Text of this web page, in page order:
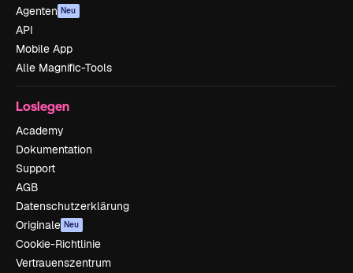
Agenten Neu
API
Mobile App
Alle Magnific-Tools
Loslegen
Academy
Dokumentation
Support
AGB
Datenschutzerklärung
Originale Neu
Cookie-Richtlinie
Vertrauenszentrum